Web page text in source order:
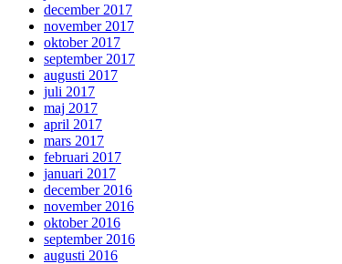
december 2017
november 2017
oktober 2017
september 2017
augusti 2017
juli 2017
maj 2017
april 2017
mars 2017
februari 2017
januari 2017
december 2016
november 2016
oktober 2016
september 2016
augusti 2016